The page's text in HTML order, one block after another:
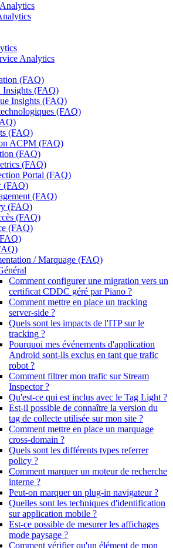
Analytics
(FAQ)
Insights (FAQ)
Insights (FAQ)
(FAQ)
(FAQ)
ACPM (FAQ)
(FAQ)
(FAQ)
Portal (FAQ)
(FAQ)
(FAQ)
(FAQ)
(FAQ)
(FAQ)
/ Marquage (FAQ)
Comment configurer une migration vers un
certificat CDDC géré par Piano ?
Comment mettre en place un tracking
server-side ?
Quels sont les impacts de l'ITP sur le
tracking ?
Pourquoi mes événements d'application
Android sont-ils exclus en tant que trafic
robot ?
Comment filtrer mon trafic sur Stream
Inspector ?
Qu'est-ce qui est inclus avec le Tag Light ?
Est-il possible de connaître la version du
tag de collecte utilisée sur mon site ?
Comment mettre en place un marquage
cross-domain ?
Quels sont les différents types referrer
policy ?
Comment marquer un moteur de recherche
interne ?
Peut-on marquer un plug-in navigateur ?
Quelles sont les techniques d'identification
sur application mobile ?
Est-ce possible de mesurer les affichages
mode paysage ?
Comment vérifier qu'un élément de mon